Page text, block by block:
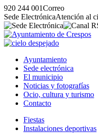
920 244 001Correo
Sede ElectrónicaAtención al
Ayuntamiento
Sede electrónica
El municipio
Noticias y fotografías
Ocio, cultura y turismo
Contacto
Fiestas
Instalaciones deportivas